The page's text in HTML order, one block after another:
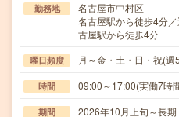
勤務地
名古屋市中村区
名古屋駅から徒歩4分
古屋駅から徒歩4分
曜日頻度 月～金・土・日・祝(
時間 09:00～17:00(実働7
期間 2026年10月上旬～長